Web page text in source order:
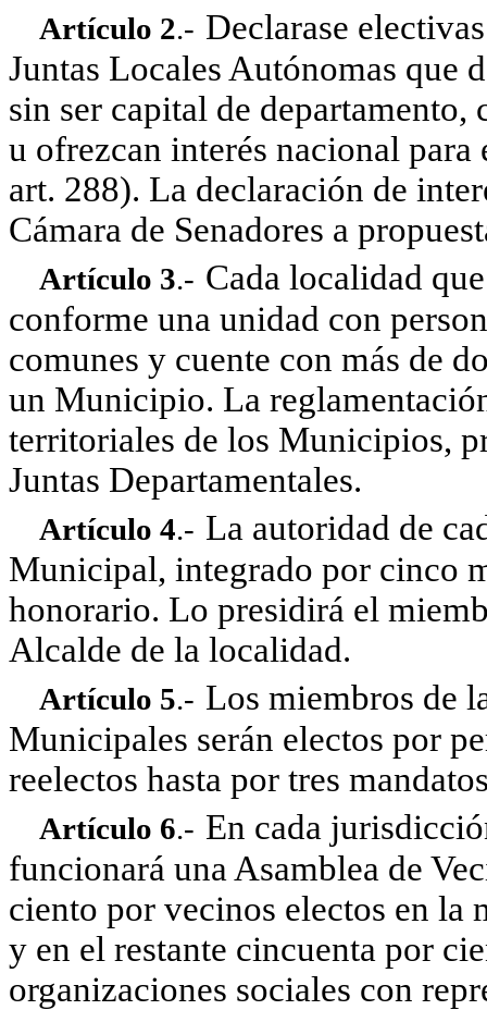
Artículo 2.- Declarase
Juntas Locales Autónomas que
sin ser capital de
u ofrezcan interés nacional
art. 288). La declaración de
Cámara de Senadores a
Artículo 3.- Cada localidad
conforme una unidad con
comunes y cuente con más de
un Municipio. La
territoriales de los Municipios,
Juntas Departamentales.
Artículo 4.- La autoridad de
Municipal, integrado por cinco
honorario. Lo presidirá el
Alcalde de la localidad.
Artículo 5.- Los miembros de
Municipales serán electos por
reelectos hasta por tres
Artículo 6.- En cada
funcionará una Asamblea de
ciento por vecinos electos en la
y en el restante cincuenta por
organizaciones sociales con